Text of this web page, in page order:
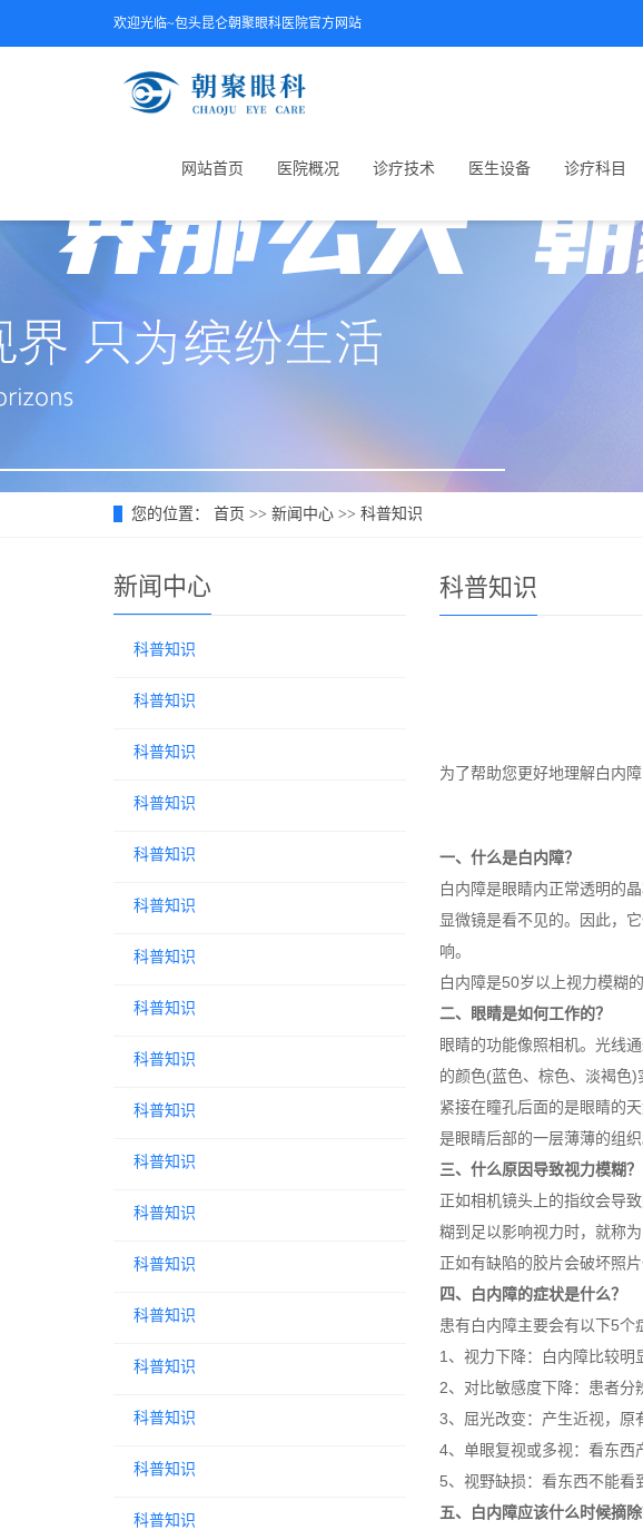
欢迎光临~包头昆仑朝聚眼科医院官方网站
网站首页 医院概况 诊疗技术 医生设备 诊疗科目
您的位置： 首页 >> 新闻中心 >> 科普知识
科普知识
为了帮助您更好地理解白内
一、什么是白内障？
白内障是眼睛内正常透明的
显微镜是看不见的。因此，
响。
白内障是50岁以上视力模糊
二、眼睛是如何工作的？
眼睛的功能像照相机。光线
的颜色(蓝色、棕色、淡褐色)
紧接在瞳孔后面的是眼睛的
是眼睛后部的一层薄薄的组
三、什么原因导致视力模糊？
正如相机镜头上的指纹会导
糊到足以影响视力时，就称
正如有缺陷的胶片会破坏照
四、白内障的症状是什么？
患有白内障主要会有以下5个
1、视力下降：白内障比较明
2、对比敏感度下降：患者分
3、屈光改变：产生近视，原
4、单眼复视或多视：看东西
5、视野缺损：看东西不能看
五、白内障应该什么时候摘除
新闻中心
科普知识
科普知识
科普知识
科普知识
科普知识
科普知识
科普知识
科普知识
科普知识
科普知识
科普知识
科普知识
科普知识
科普知识
科普知识
科普知识
科普知识
科普知识